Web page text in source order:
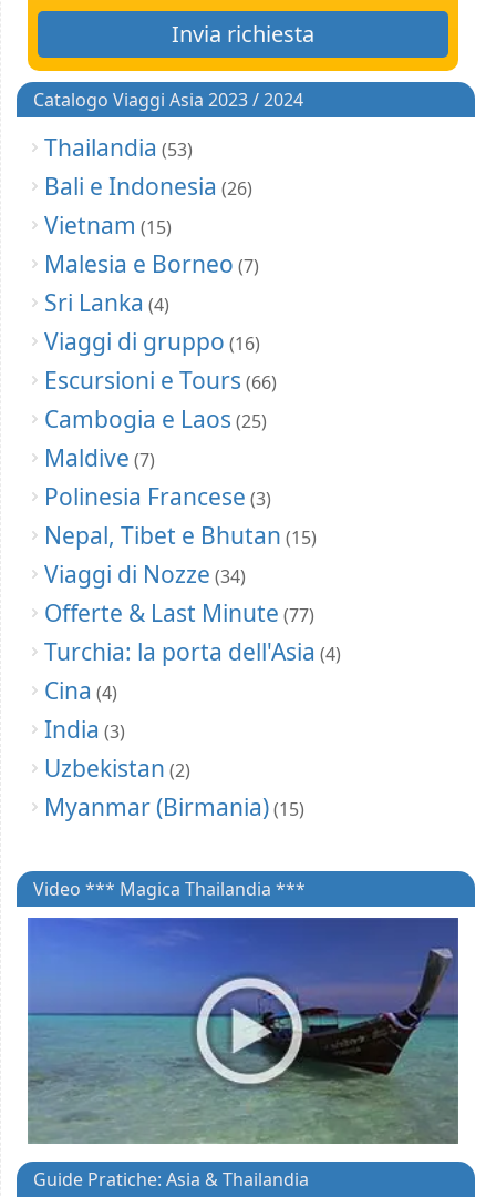
Catalogo Viaggi Asia 2023 / 2024
Thailandia (53)
Bali e Indonesia (26)
Vietnam (15)
Malesia e Borneo (7)
Sri Lanka (4)
Viaggi di gruppo (16)
Escursioni e Tours (66)
Cambogia e Laos (25)
Maldive (7)
Polinesia Francese (3)
Nepal, Tibet e Bhutan (15)
Viaggi di Nozze (34)
Offerte & Last Minute (77)
Turchia: la porta dell'Asia (4)
Cina (4)
India (3)
Uzbekistan (2)
Myanmar (Birmania)(15)
Video *** Magica Thailandia ***
Guide Pratiche: Asia & Thailandia